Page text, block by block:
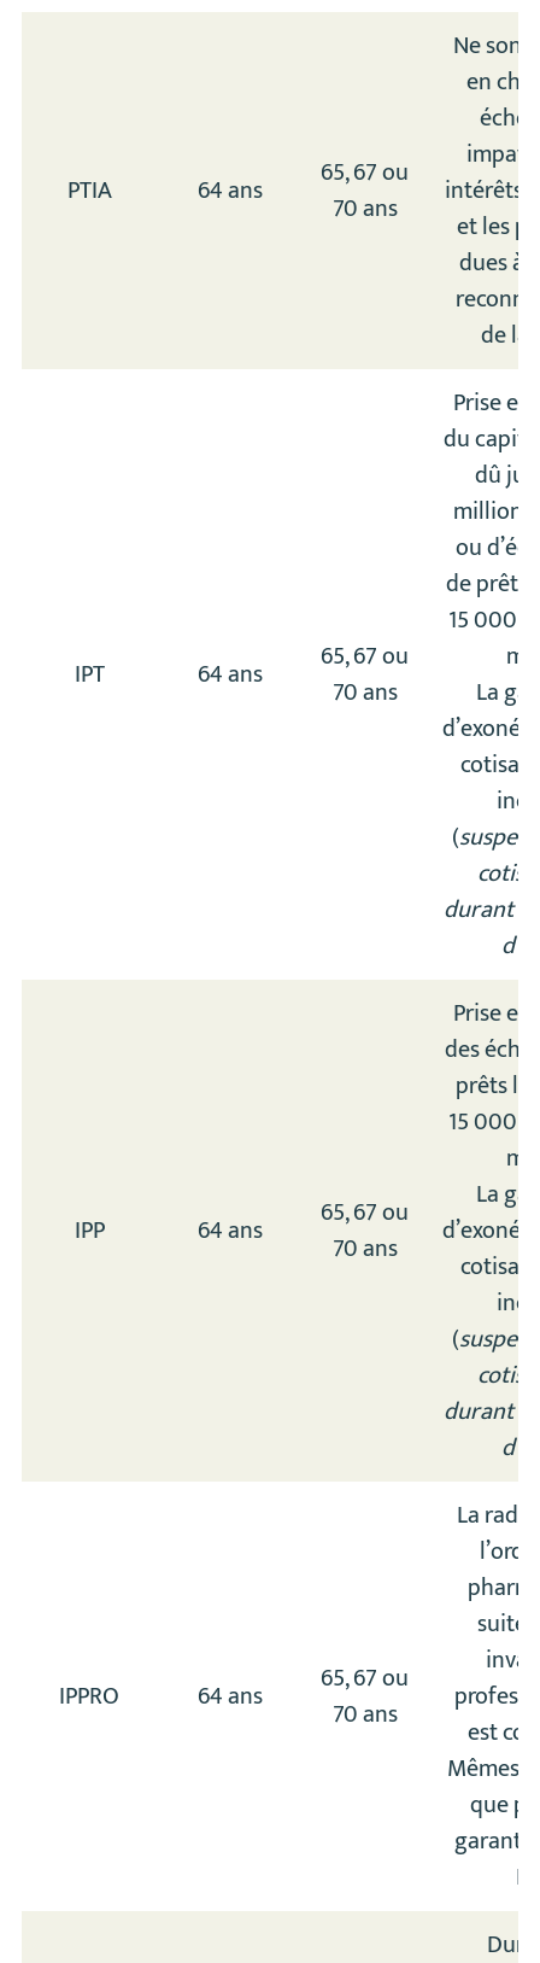
PTIA 64 ans
65, 67 ou
70 ans
Ne sont
en
intérêts
et les
dues à
de la
IPT 64 ans
65, 67 ou
70 ans
Prise
du
dû
millions
ou
de prêt
15 000
La
(
durant
IPP 64 ans
65, 67 ou
70 ans
Prise
des
prêts
15 000
La
(
durant
IPPRO 64 ans
65, 67 ou
70 ans
La
suite
est
Mêmes
que